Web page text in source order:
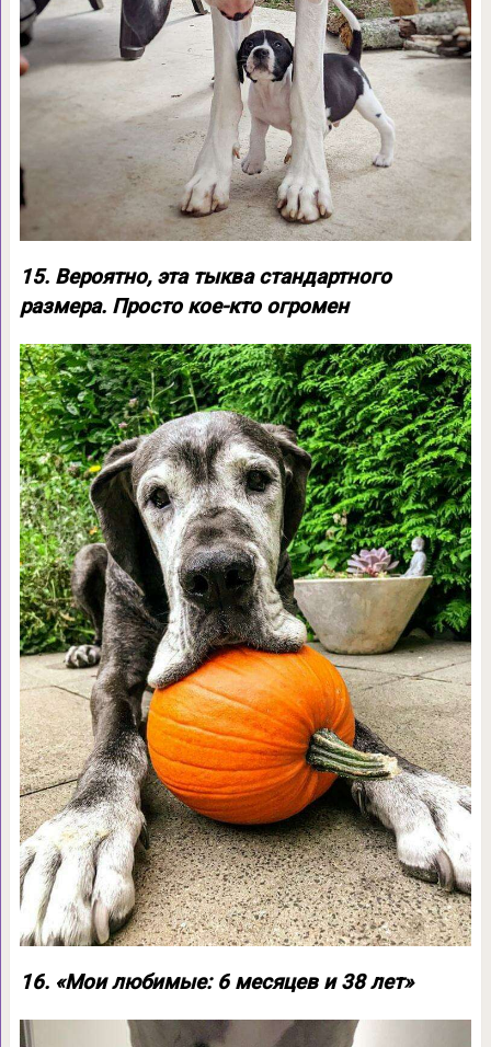
15. Вероятно, эта тыква стандартного
размера. Просто кое-кто огромен
16. «Мои любимые: 6 месяцев и 38 лет»